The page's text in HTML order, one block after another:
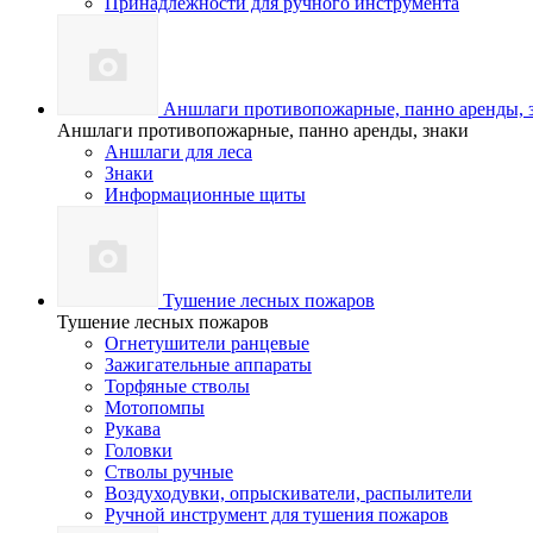
Аншлаги противопожарные, панно аренды,
Аншлаги противопожарные, панно аренды, знаки
Аншлаги для леса
Знаки
Информационные щиты
Тушение лесных пожаров
Тушение лесных пожаров
Огнетушители ранцевые
Зажигательные аппараты
Торфяные стволы
Мотопомпы
Рукава
Головки
Стволы ручные
Воздуходувки, опрыскиватели, распылители
Ручной инструмент для тушения пожаров